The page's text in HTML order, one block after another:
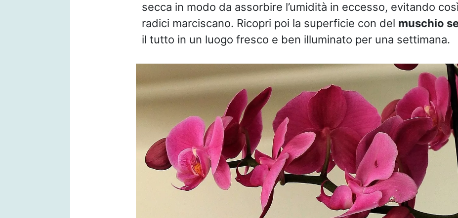
secca in modo da assorbire l’umidità in eccesso, evitando
radici marciscano. Ricopri poi la superficie con del muschio
il tutto in un luogo fresco e ben illuminato per una settimana.